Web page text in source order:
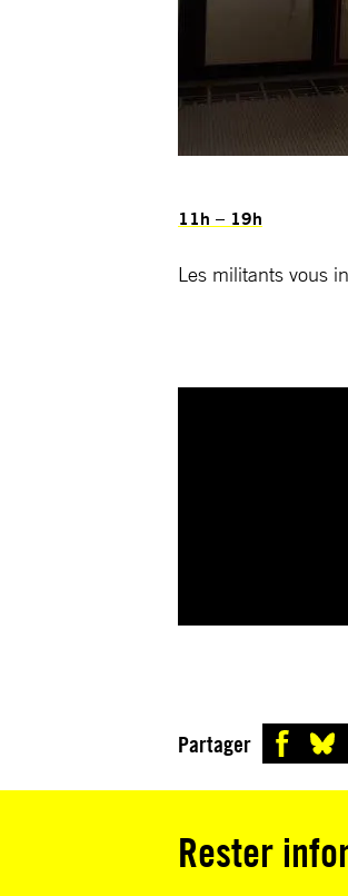
11h – 19h
Les militants vous
Partager
Rester